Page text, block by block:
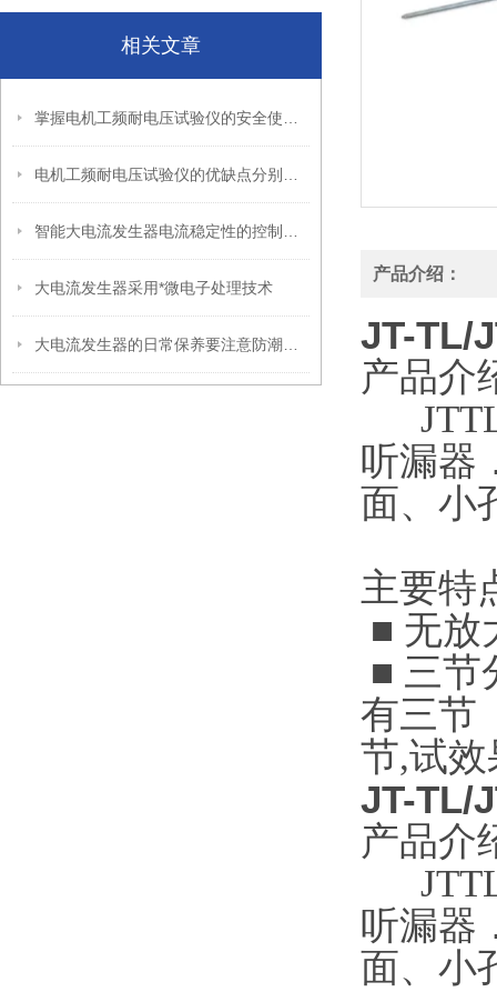
相关文章
大电流发生器采用*微电子处理技术
产品介绍：
JT-TL/
产品介
JTTL
听漏器
面、小
主要特
■ 无放
■ 三节
有三节
节,试
JT-TL/
产品介
JTTL
听漏器
面、小